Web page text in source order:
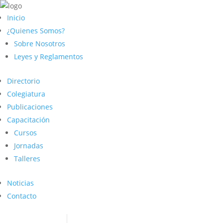
Inicio
¿Quienes Somos?
Sobre Nosotros
Leyes y Reglamentos
Directorio
Colegiatura
Publicaciones
Capacitación
Cursos
Jornadas
Talleres
Noticias
Contacto